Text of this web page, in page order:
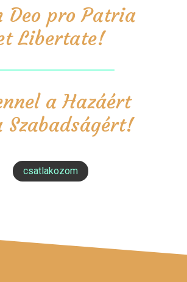
Deo pro Patria
Libertate!
a Hazáért
Szabadságért!
csatlakozom